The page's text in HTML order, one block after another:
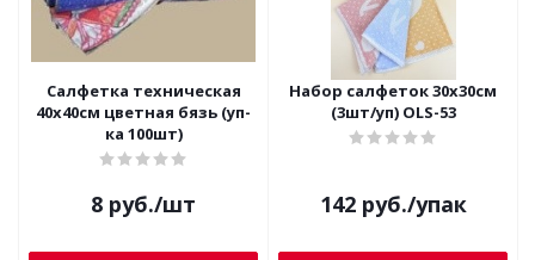
Салфетка техническая
40х40см цветная бязь (уп-
ка 100шт)
8 руб./шт
Набор салфеток 30х30см
(3шт/уп) OLS-53
142руб./упак